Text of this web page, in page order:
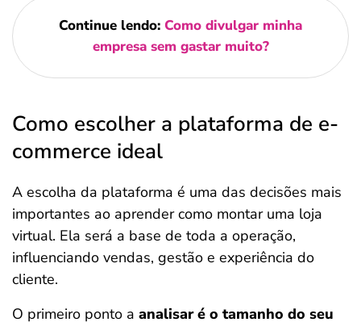
Continue lendo: Como divulgar minha
empresa sem gastar muito?
Como escolher a plataforma de e-
commerce ideal
A escolha da plataforma é uma das decisões mais
importantes ao aprender como montar uma loja
virtual. Ela será a base de toda a operação,
influenciando vendas, gestão e experiência do
cliente.
O primeiro ponto a analisar é o tamanho do seu